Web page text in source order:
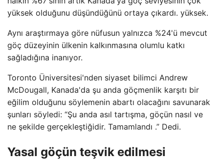
yüksek olduğunu düşündüğünü ortaya çıkardı. yüksek.
Aynı araştırmaya göre nüfusun yalnızca %24'ü mevcut
göç düzeyinin ülkenin kalkınmasına olumlu katkı
sağladığına inanıyor.
Toronto Üniversitesi'nden siyaset bilimci Andrew
McDougall, Kanada'da şu anda göçmenlik karşıtı bir
eğilim olduğunu söylemenin abartı olacağını savunarak
şunları söyledi: “Şu anda asıl tartışma, göçün nasıl ve
ne şekilde gerçekleştiğidir. Tamamlandı .” Dedi.
Yasal göçün teşvik edilmesi